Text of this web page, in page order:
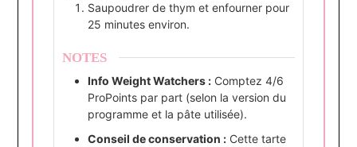
Saupoudrer de thym et enfourner pour
25 minutes environ.
NOTES
Info Weight Watchers :Comptez 4/6
ProPoints par part (selon la version du
programme et la pâte utilisée).
Conseil de conservation :Cette tarte